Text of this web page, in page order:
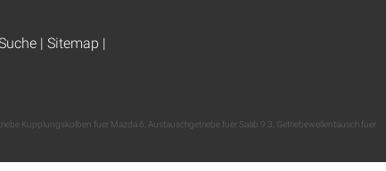
| Sitemap |
Kupplungskolben fuer Mazda 6 Austauschgetriebe fuer Saab 9 3 Getriebewellentausch fuer